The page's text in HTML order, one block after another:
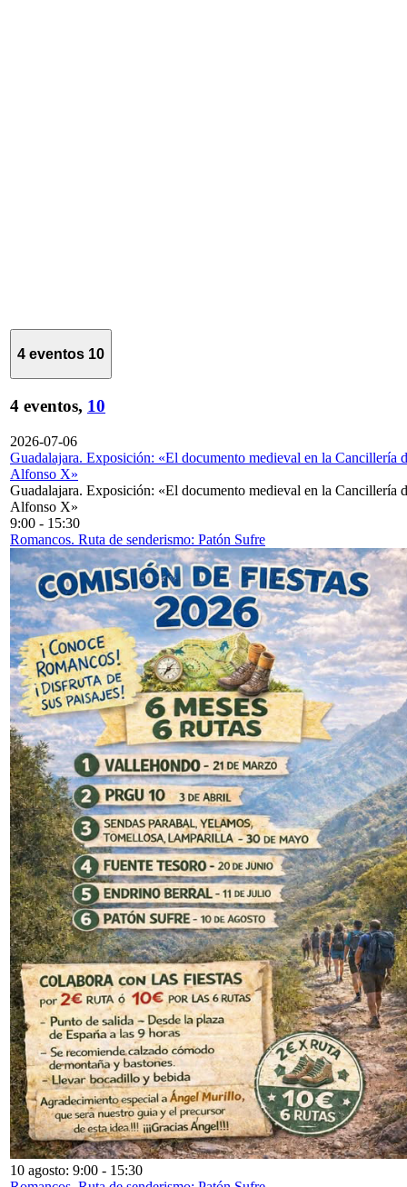
4 eventos 10
4 eventos, 10
2026-07-06
Guadalajara. Exposición: «El documento medieval en la Cancillería
Alfonso X»
Guadalajara. Exposición: «El documento medieval en la Cancillería
Alfonso X»
9:00 - 15:30
Romancos. Ruta de senderismo: Patón Sufre
10 agosto: 9:00 - 15:30